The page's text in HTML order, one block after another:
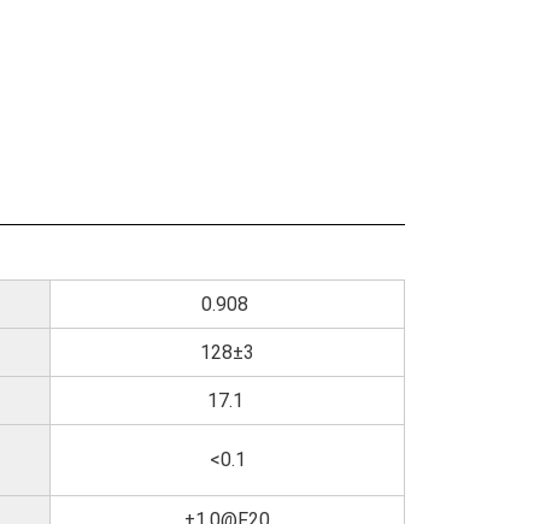
0.908
128±3
17.1
<0.1